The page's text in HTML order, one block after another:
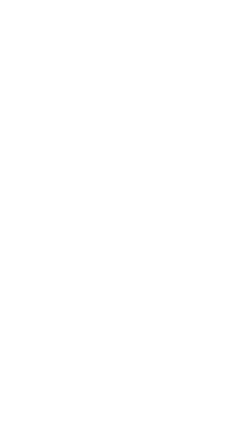
White